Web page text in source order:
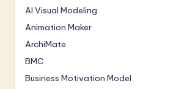
AI Visual Modeling
Animation Maker
ArchiMate
BMC
Business Motivation Model